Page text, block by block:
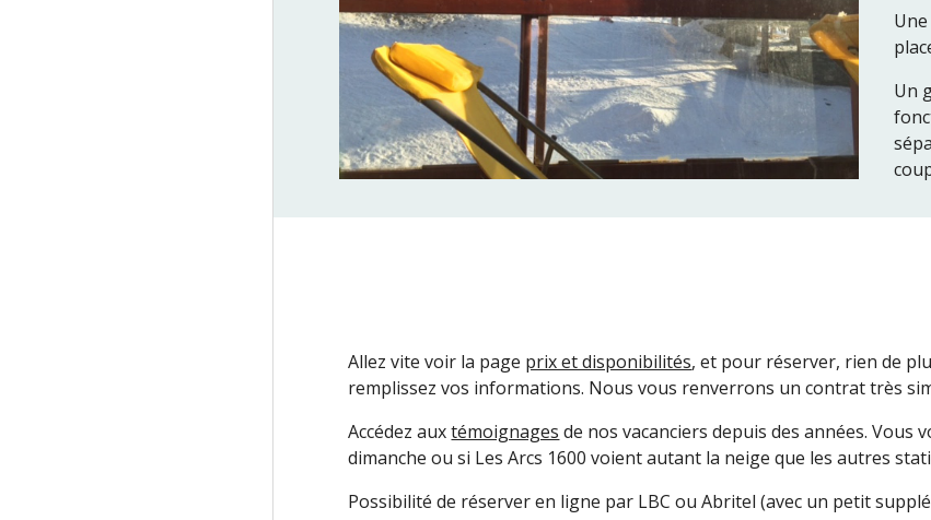
Un
Allez vite voir la page prix et disponibilités, et pour réserver, rien de
remplissez vos informations. Nous vous renverrons un contrat très
Accédez auxtémoignages de nos vacanciers depuis des années. Vous
dimanche ou si Les Arcs 1600 voient autant la neige que les autres
Possibilité de réserver en ligne par LBC ou Abritel (avec un petit